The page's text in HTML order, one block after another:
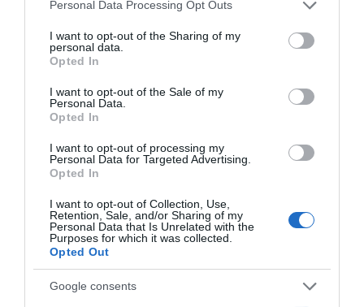
not limited to your visit or usage behaviour. You may click to
grant or deny consent to Google and its third-party tags to
use your data for below specified purposes in below Google
consent section.
Personal Data Processing Opt Outs
I want to opt-out of the Sharing of my
personal data.
Opted In
I want to opt-out of the Sale of my
Personal Data.
Opted In
I want to opt-out of processing my
Personal Data for Targeted Advertising.
Opted In
I want to opt-out of Collection, Use,
Retention, Sale, and/or Sharing of my
Personal Data that Is Unrelated with the
Purposes for which it was collected.
Opted Out
Google consents
Últimas
ROTEIRO
Jam este Sábado
CRISTIANO RONALDO
“Muda o corpo de todas as mulheres”
PRODUTOS E MARCAS
Conheça a programação de fim-de-semana dos hotéis
da colecção Savoy Signature